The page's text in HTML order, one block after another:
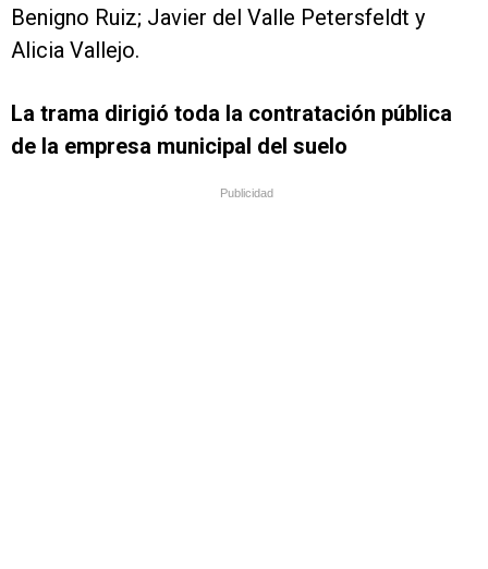
Benigno Ruiz; Javier del Valle Petersfeldt y
Alicia Vallejo.
La trama dirigió toda la contratación pública
de la empresa municipal del suelo
Publicidad